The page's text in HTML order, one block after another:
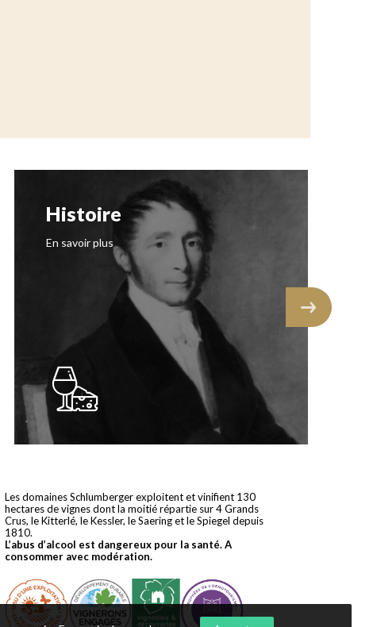
Histoire
En savoir plus
Les domaines Schlumberger exploitent et vinifient 130
hectares de vignes dont la moitié répartie sur 4 Grands
Crus, le Kitterlé, le Kessler, le Saering et le Spiegel depuis
1810.
L’abus d’alcool est dangereux pour la santé. A
consommer avec modération.